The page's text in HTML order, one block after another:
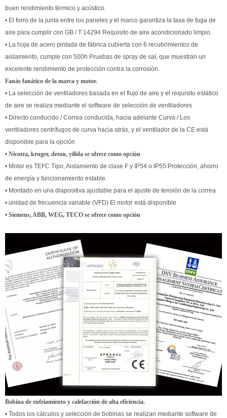
buen rendimiento térmico y acústico.
• El forro de la junta entre los paneles y el marco garantiza la tasa de fuga de
aire para cumplir con GB / T 14294 Requisito de aire acondicionado limpio
• La hoja de acero pintada de fábrica cubierta con 6 recubrimientos de
aislamiento, cumple con 500h Pruebas de spray de sal, que muestran un
excelente rendimiento de protección contra la corrosión.
Fanás fanático de la marca y motor.
• La selección de ventiladores basada en el flujo de aire y el requisito estático
de aire se realiza mediante el software de selección de ventiladores
• Directo conducido / Correa conducida, hacia adelante Curva / Los
ventiladores centrífugos de curva hacia atrás, y el ventilador de la CE está
disponible para la opción
• Nicotra, kruger, deton, yilida se ofrece como opción
• Motor es TEFC Tipo, Aislamiento de clase F y IP54 o IP55 Protección, ahorro
de energía y funcionamiento estable.
• Montado en una diapositiva ajustable para el ajuste de tensión de la correa
• unidad de frecuencia variable (VFD) El motor está disponible
• Siemens, ABB, WEG, TECO se ofrece como opción
Bobina de enfriamiento y calefacción de alta eficiencia.
• Todos los cálculos y selección de bobinas se realizan mediante software de